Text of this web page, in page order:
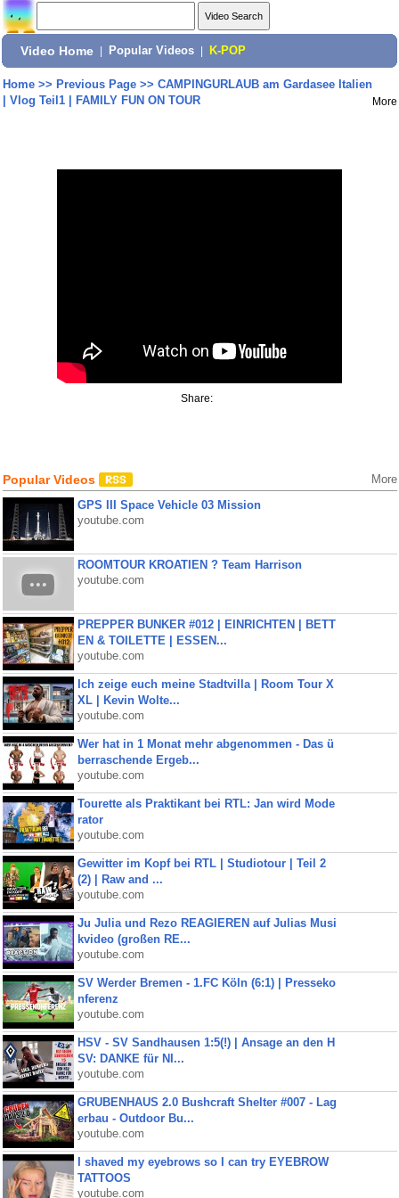
Video Home Popular Videos K-POP
Home>> Previous Page>> CAMPINGURLAUB am Gardasee Italien
| Vlog Teil1 | FAMILY FUN ON TOUR
More
Share:
Popular Videos More
GPS III Space Vehicle 03 Mission
youtube.com
ROOMTOUR KROATIEN ? Team Harrison
youtube.com
PREPPER BUNKER #012 | EINRICHTEN | BETT
EN & TOILETTE | ESSEN...
youtube.com
Ich zeige euch meine Stadtvilla | Room Tour X
XL | Kevin Wolte...
youtube.com
Wer hat in 1 Monat mehr abgenommen - Das ü
berraschende Ergeb...
youtube.com
Tourette als Praktikant bei RTL: Jan wird Mode
rator
youtube.com
Gewitter im Kopf bei RTL | Studiotour | Teil 2
(2) | Raw and ...
youtube.com
Ju Julia und Rezo REAGIEREN auf Julias Musi
kvideo (großen RE...
youtube.com
SV Werder Bremen - 1.FC Köln (6:1) | Presseko
nferenz
youtube.com
HSV - SV Sandhausen 1:5(!) | Ansage an den H
SV: DANKE für NI...
youtube.com
GRUBENHAUS 2.0 Bushcraft Shelter #007 - Lag
erbau - Outdoor Bu...
youtube.com
I shaved my eyebrows so I can try EYEBROW
TATTOOS
youtube.com